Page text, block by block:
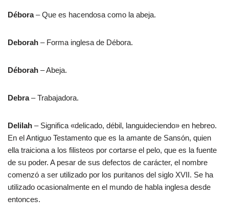
Débora– Que es hacendosa como la abeja.
Deborah – Forma inglesa de Débora.
Déborah – Abeja.
Debra– Trabajadora.
Delilah – Significa «delicado, débil, languideciendo» en hebreo.
En el Antiguo Testamento que es la amante de Sansón, quien
ella traiciona a los filisteos por cortarse el pelo, que es la fuente
de su poder. A pesar de sus defectos de carácter, el nombre
comenzó a ser utilizado por los puritanos del siglo XVII. Se ha
utilizado ocasionalmente en el mundo de habla inglesa desde
entonces.